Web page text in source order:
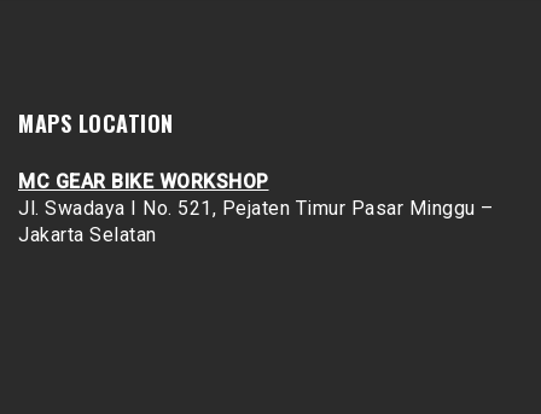
MAPS LOCATION
MC GEAR BIKE WORKSHOP
Jl. Swadaya I No. 521, Pejaten Timur Pasar Minggu –
Jakarta Selatan